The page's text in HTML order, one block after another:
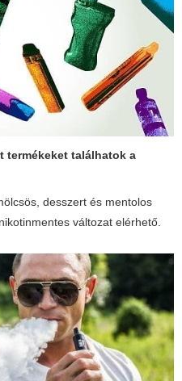
termékeket találhatok a
desszert és mentolos
változat elérhető.